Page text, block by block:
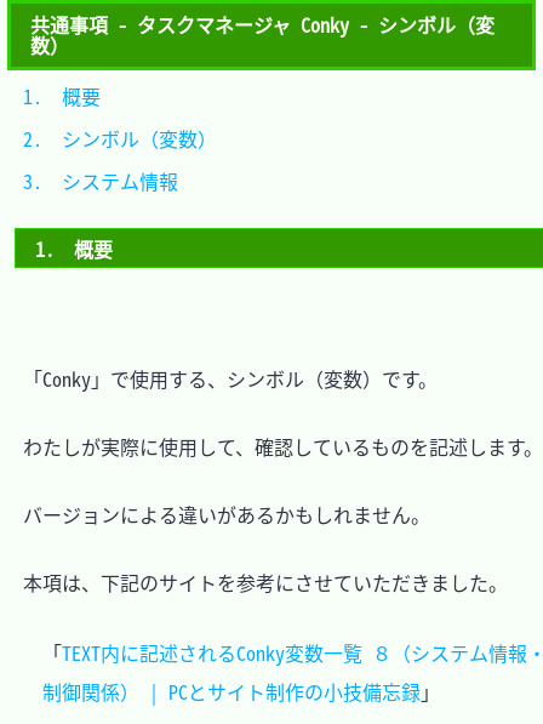
共通事項 - タスクマネージャ Conky - シンボル（変
数）
1.　概要
「Conky」で使用する、シンボル（変数）です。
わたしが実際に使用して、確認しているものを記述します。
バージョンによる違いがあるかもしれません。
本項は、下記のサイトを参考にさせていただきました。
「TEXT内に記述されるConky変数一覧 ８（システム情報
制御関係） | PCとサイト制作の小技備忘録